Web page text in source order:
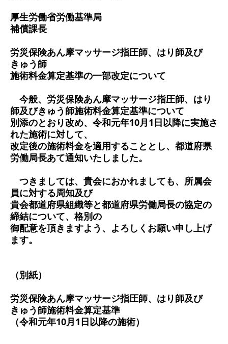
厚生労働省労働基準局
補償課長
労災保険あん摩マッサージ指圧師、はり師及び
きゅう師
施術料金算定基準の一部改定について
今般、労災保険あん摩マッサージ指圧師、はり
師及びきゅう師施術料金算定基準について
別添のとおり改め、令和元年10月1日以降に実施さ
れた施術に対して、
改定後の施術料金を適用することとし、都道府県
労働局長あて通知いたしました。
つきましては、貴会におかれましても、所属会
員に対する周知及び
貴会都道府県組織等と都道府県労働局長の協定の
締結について、格別の
御配意を頂きますよう、よろしくお願い申し上げ
ます。
（別紙）
労災保険あん摩マッサージ指圧師、はり師及び
きゅう師施術料金算定基準
（令和元年10月1日以降の施術）